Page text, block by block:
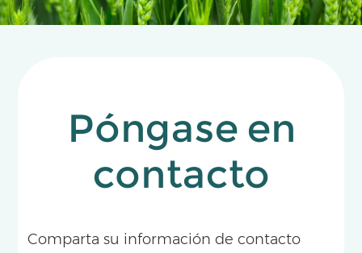
Póngase en
contacto
Comparta su información de contacto